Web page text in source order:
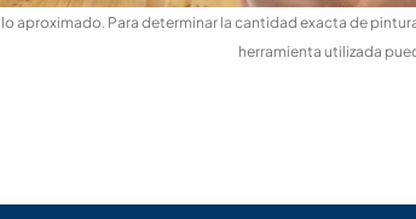
aproximado. Para determinar la cantidad exacta de
herramienta utilizada